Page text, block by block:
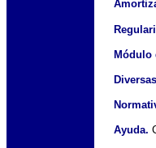
Módulo
Ayuda.